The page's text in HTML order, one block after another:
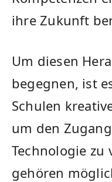
ihre Zukunft
Um diesen
begegnen, ist
Schulen‍
um den
Technologie zu⁢
gehören